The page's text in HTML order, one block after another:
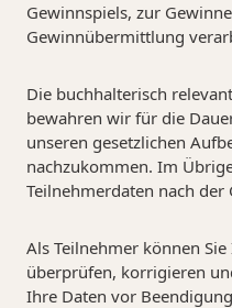
Gewinnspiels, zur
Gewinnübermittlung
Die buchhalterisch
bewahren wir für die
unseren gesetzlichen
nachzukommen. Im
Teilnehmerdaten nach der
Als Teilnehmer können
überprüfen, korrigieren
Ihre Daten vor